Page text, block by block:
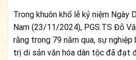
Trong khuôn khổ lễ kỷ niệm Ngày
Nam (23/11/2024), PGS.TS Đỗ
rằng trong 79 năm qua, sự nghiệp
trị di sản văn hóa dân tộc đã đạt